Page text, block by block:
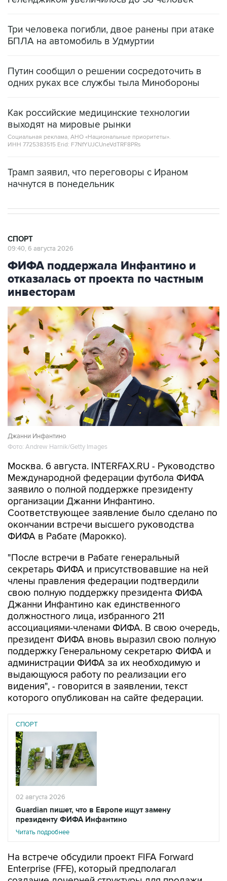
Три человека погибли, двое ранены при атаке
БПЛА на автомобиль в Удмуртии
Путин сообщил о решении сосредоточить в
одних руках все службы тыла Минобороны
Как российские медицинские технологии
выходят на мировые рынки
Социальная реклама, АНО «Национальные приоритеты».
ИНН 7725383515 Erid: F7NfYUJCUneVdTRF8PRs
Трамп заявил, что переговоры с Ираном
начнутся в понедельник
СПОРТ
09:40, 6 августа 2026
ФИФА поддержала Инфантино и
отказалась от проекта по частным
инвесторам
Джанни Инфантино
Фото: Andrew Harnik/Getty Images
Москва. 6 августа. INTERFAX.RU - Руководство
Международной федерации футбола ФИФА
заявило о полной поддержке президенту
организации Джанни Инфантино.
Соответствующее заявление было сделано по
окончании встречи высшего руководства
ФИФА в Рабате (Марокко).
"После встречи в Рабате генеральный
секретарь ФИФА и присутствовавшие на ней
члены правления федерации подтвердили
свою полную поддержку президента ФИФА
Джанни Инфантино как единственного
должностного лица, избранного 211
ассоциациями-членами ФИФА. В свою очередь,
президент ФИФА вновь выразил свою полную
поддержку Генеральному секретарю ФИФА и
администрации ФИФА за их необходимую и
выдающуюся работу по реализации его
видения", - говорится в заявлении, текст
которого опубликован на сайте федерации.
СПОРТ
02 августа 2026
Guardian пишет, что в Европе ищут замену
президенту ФИФА Инфантино
Читать подробнее
На встрече обсудили проект FIFA Forward
Enterprise (FFE), который предполагал